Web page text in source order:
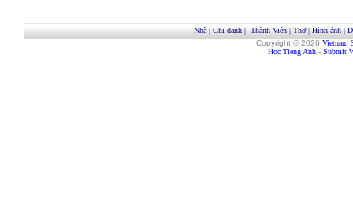
Nhà| Ghi danh| Thành Viên| Thơ| Hình ảnh|
Copyright © 2026 Vietnam
Hoc Tieng Anh - Submit